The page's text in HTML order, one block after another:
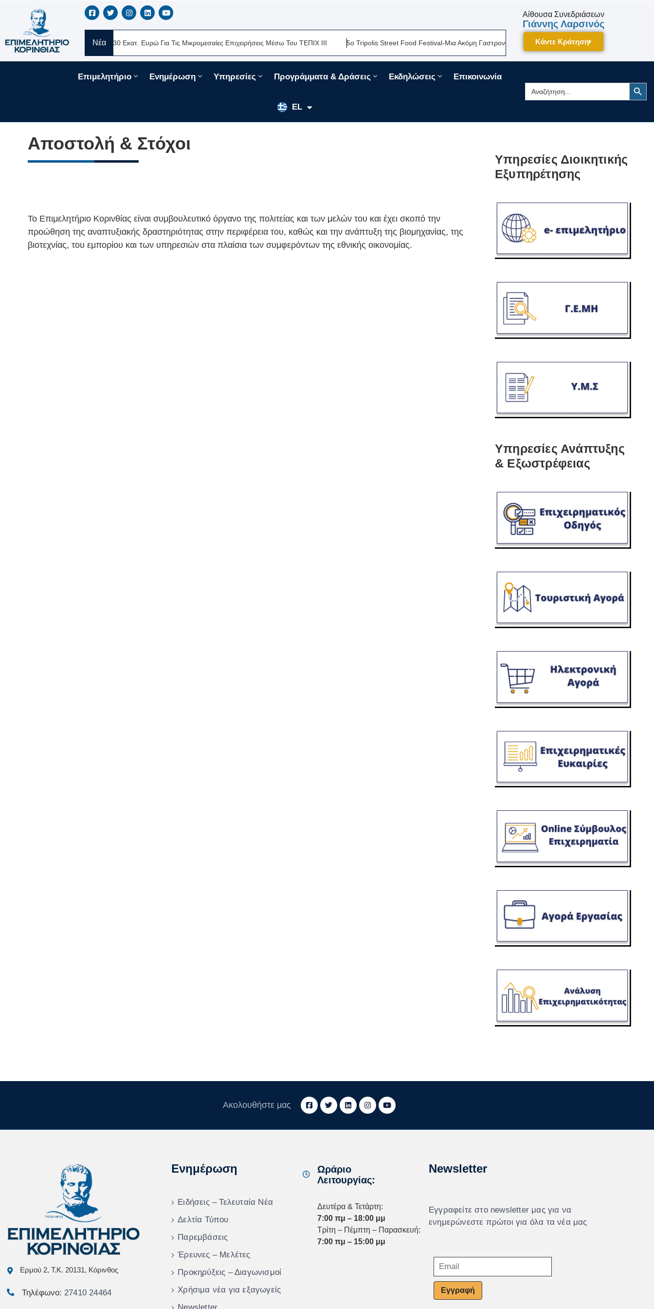
Νέα
Ελλάς Νέα Δάνεια 330 Εκατ. Ευρώ Για Τις Μικρομεσαίες Επιχειρήσεις Μέσω Του ΤΕΠΙΧ ΙΙΙ 5ο Tripolis Street Food Festival-Μια Ακόμη Γαστρονομική Γιορτή Της Πελοποννήσου Δίνει Ραντεβού Τον
Αίθουσα Συνεδριάσεων
Γιάννης Λαρσινός
Κάντε Κράτηση
Επιμελητήριο Ενημέρωση Υπηρεσίες Προγράμματα & Δράσεις Εκδηλώσεις Επικοινωνία
EL
EN
FR
Search
for:
Search Button
Αποστολή & Στόχοι
Το Επιμελητήριο Κορινθίας είναι συμβουλευτικό όργανο της πολιτείας και των μελών του και έχει σκοπό την
προώθηση της αναπτυξιακής δραστηριότητας στην περιφέρεια του, καθώς και την ανάπτυξη της βιομηχανίας, της
βιοτεχνίας, του εμπορίου και των υπηρεσιών στα πλαίσια των συμφερόντων της εθνικής οικονομίας.
Υπηρεσίες Διοικητικής
Εξυπηρέτησης
Υπηρεσίες Ανάπτυξης
& Εξωστρέφειας
Ακολουθήστε μας
Ερμού 2, Τ.Κ. 20131, Κόρινθος
Τηλέφωνο: 27410 24464
Ενημέρωση
Ειδήσεις – Τελευταία Νέα
Δελτία Τύπου
Παρεμβάσεις
Έρευνες – Μελέτες
Προκηρύξεις – Διαγωνισμοί
Χρήσιμα νέα για εξαγωγείς
Ωράριο
Λειτουργίας:
Δευτέρα & Τετάρτη:
7:00 πμ – 18:00 μμ
Τρίτη – Πέμπτη – Παρασκευή:
7:00 πμ – 15:00 μμ
Newsletter
Εγγραφείτε στο newsletter μας για να
ενημερώνεστε πρώτοι για όλα τα νέα μας
Εγγραφή